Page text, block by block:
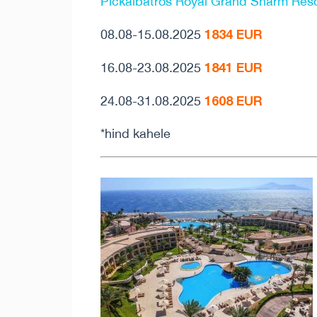
08.08-15.08.2025 1834 EUR
16.08-23.08.2025 1841 EUR
24.08-31.08.2025 1608 EUR
*hind kahele